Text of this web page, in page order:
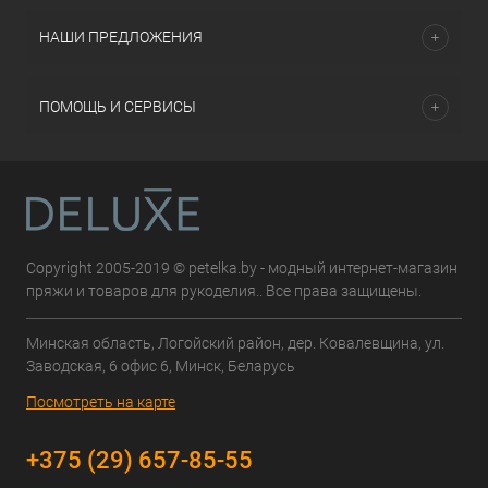
НАШИ ПРЕДЛОЖЕНИЯ
ПОМОЩЬ И СЕРВИСЫ
Copyright 2005-2019 © petelka.by - модный интернет-магазин
пряжи и товаров для рукоделия.. Все права защищены.
Минская область, Логойский район, дер. Ковалевщина, ул.
Заводская, 6 офис 6, Минск, Беларусь
Посмотреть на карте
+375 (29) 657-85-55